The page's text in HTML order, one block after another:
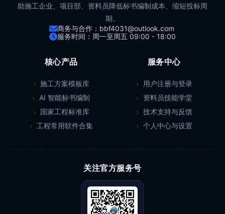
助施工企业、项目部、资料员降低标书编制成本、缩短投标周
期。
商务与合作：bbf4031@outlook.com
服务时间：周一至周五 09:00 - 18:00
核心产品
施工方案模板库
AI 智能标书编制
国家工程标准库
工程常用软件合集
服务中心
用户注册与登录
资料员技能学堂
技术支持与反馈
个人中心与设置
关注官方服务号